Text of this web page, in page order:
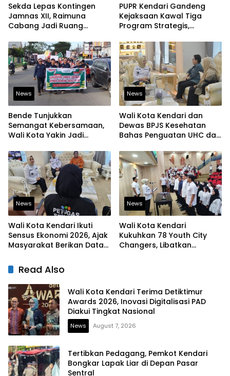
Sekda Lepas Kontingen
Jamnas XII, Raimuna
Cabang Jadi Ruang
dan Berjiwa Pemimpin
PUPR Kendari Gandeng
Kejaksaan Kawal Tiga
Program Strategis,
Bangun Infrastruktur
Berintegritas
News
Bende Tunjukkan
Semangat Kebersamaan,
Wali Kota Yakin Jadi
Lain
News
Wali Kota Kendari dan
Dewas BPJS Kesehatan
Bahas Penguatan UHC dan
Kesehatan
News
Wali Kota Kendari Ikuti
Sensus Ekonomi 2026, Ajak
Masyarakat Berikan Data
News
Wali Kota Kendari
Kukuhkan 78 Youth City
Changers, Libatkan
Read Also
Wali Kota Kendari Terima Detiktimur
Awards 2026, Inovasi Digitalisasi PAD
Diakui Tingkat Nasional
News August 7, 2026
Tertibkan Pedagang, Pemkot Kendari
Bongkar Lapak Liar di Depan Pasar
Sentral